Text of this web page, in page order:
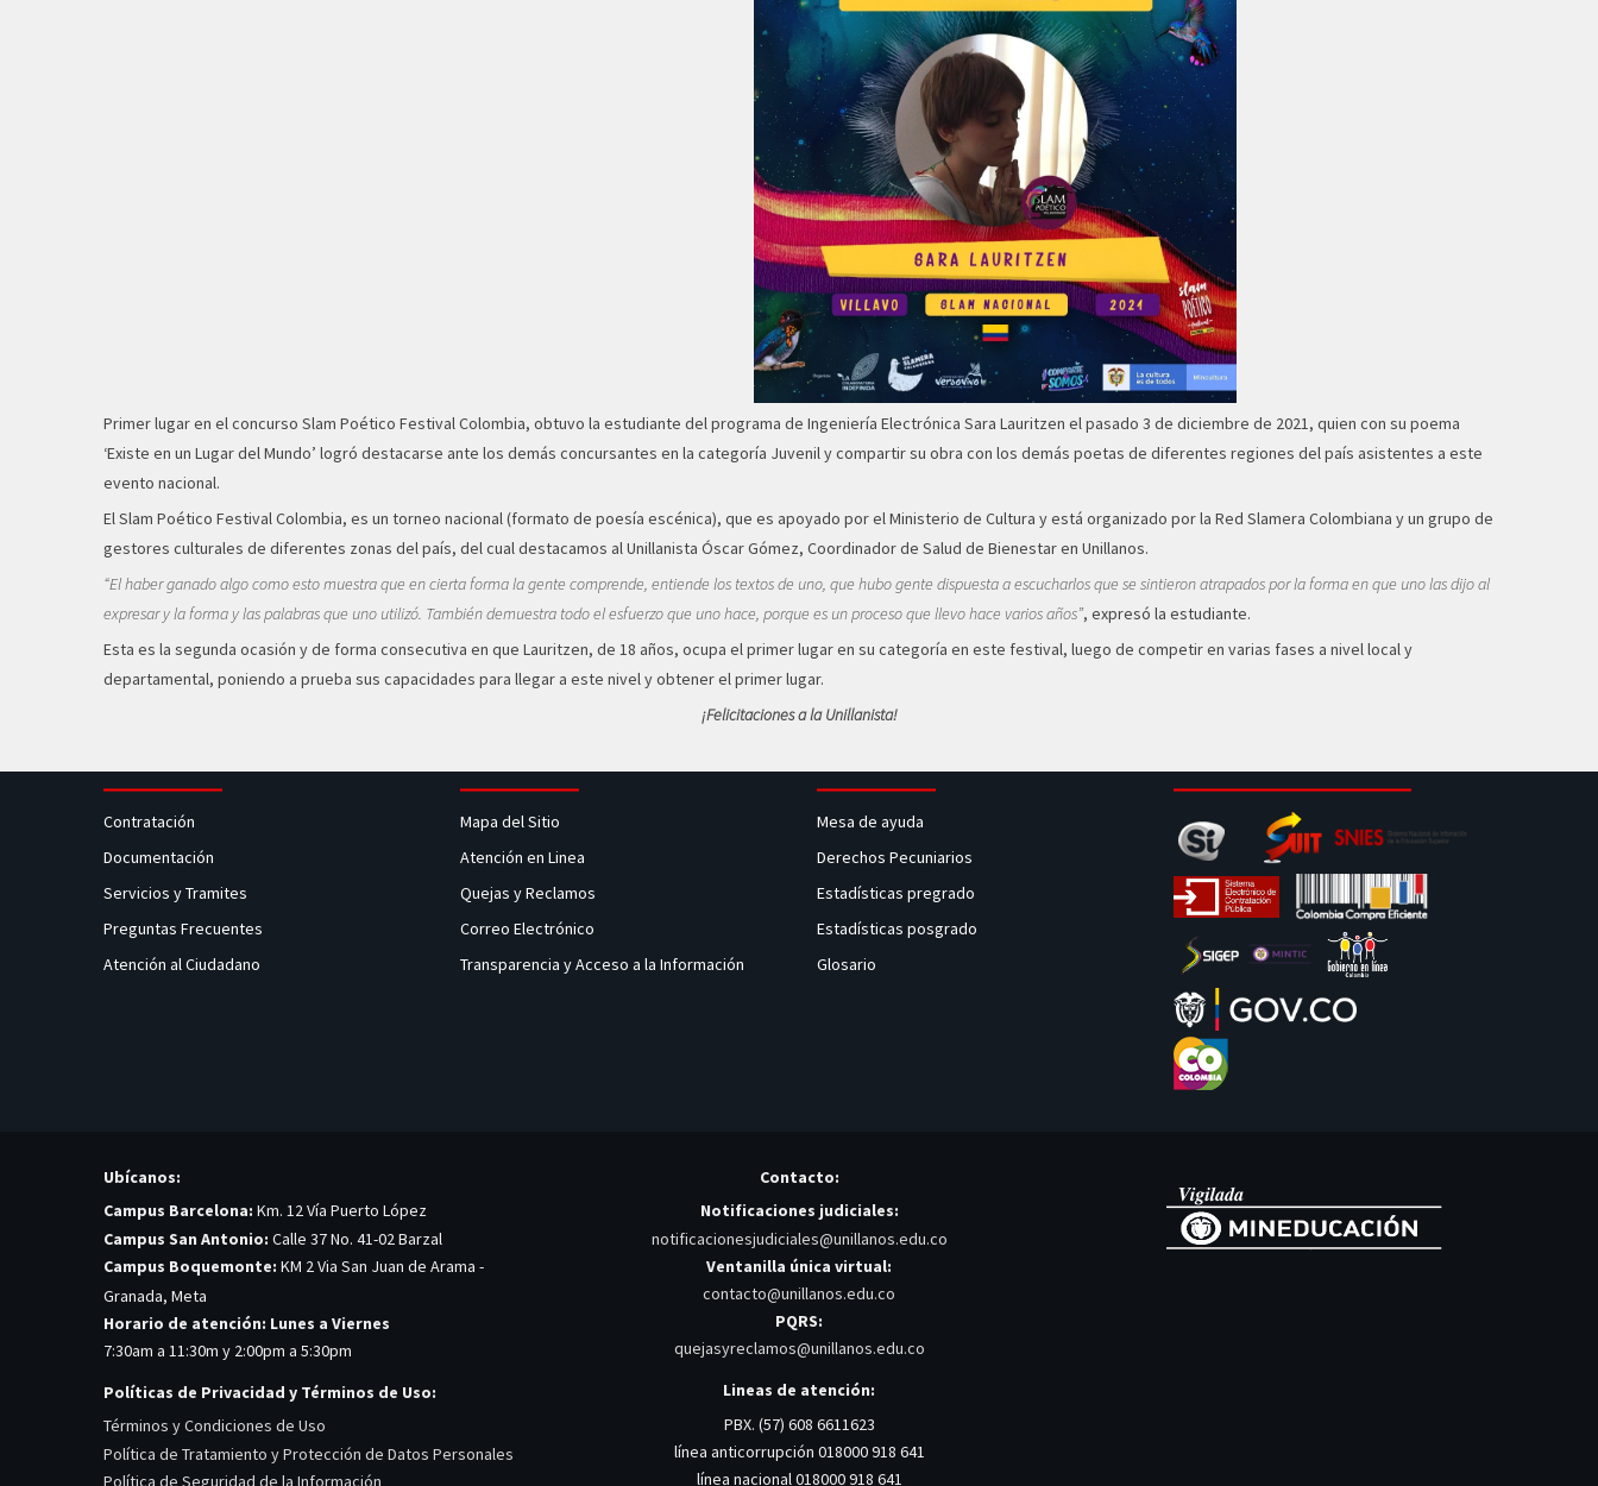
Primer lugar en el concurso Slam Poético Festival Colombia, obtuvo la estudiante del programa de Ingeniería Electrónica Sara Lauritzen el pasado 3 de diciembre de 2021, quien con su poema
‘Existe en un Lugar del Mundo’ logró destacarse ante los demás concursantes en la categoría Juvenil y compartir su obra con los demás poetas de diferentes regiones del país asistentes a este
evento nacional.
El Slam Poético Festival Colombia, es un torneo nacional (formato de poesía escénica), que es apoyado por el Ministerio de Cultura y está organizado por la Red Slamera Colombiana y un grupo de
gestores culturales de diferentes zonas del país, del cual destacamos al Unillanista Óscar Gómez, Coordinador de Salud de Bienestar en Unillanos.
“El haber ganado algo como esto muestra que en cierta forma la gente comprende, entiende los textos de uno, que hubo gente dispuesta a escucharlos que se sintieron atrapados por la forma en que uno las dijo al
expresar y la forma y las palabras que uno utilizó. También demuestra todo el esfuerzo que uno hace, porque es un proceso que llevo hace varios años”, expresó la estudiante.
Esta es la segunda ocasión y de forma consecutiva en que Lauritzen, de 18 años, ocupa el primer lugar en su categoría en este festival, luego de competir en varias fases a nivel local y
departamental, poniendo a prueba sus capacidades para llegar a este nivel y obtener el primer lugar.
¡Felicitaciones a la Unillanista!
Contratación
Documentación
Servicios y Tramites
Preguntas Frecuentes
Atención al Ciudadano
Mapa del Sitio
Atención en Linea
Quejas y Reclamos
Correo Electrónico
Transparencia y Acceso a la Información
Mesa de ayuda
Derechos Pecuniarios
Estadísticas pregrado
Estadísticas posgrado
Glosario
Ubícanos:
Campus Barcelona: Km. 12 Vía Puerto López
Campus San Antonio: Calle 37 No. 41-02 Barzal
Campus Boquemonte: KM 2 Via San Juan de Arama -
Granada, Meta
Horario de atención: Lunes a Viernes
7:30am a 11:30m y 2:00pm a 5:30pm
Políticas de Privacidad y Términos de Uso:
Términos y Condiciones de Uso
Política de Tratamiento y Protección de Datos Personales
Política de Seguridad de la Información
Contacto:
Notificaciones judiciales:
notificacionesjudiciales@unillanos.edu.co
Ventanilla única virtual:
contacto@unillanos.edu.co
PQRS:
quejasyreclamos@unillanos.edu.co
Lineas de atención:
PBX. (57) 608 6611623
línea anticorrupción 018000 918 641
línea nacional 018000 918 641